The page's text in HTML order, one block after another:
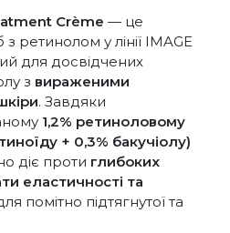
від
2917,00 ₴
до
4818,00 ₴
Crème — це
ретинолом у лінії IMAGE
для досвідчених
з вираженими
. Завдяки
1,2% ретиноловому
+ 0,3% бакучіолу)
діє проти глибоких
еластичності та
помітно підтягнутої та